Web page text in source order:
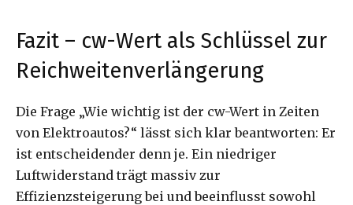
Fazit – cw-Wert als Schlüssel zur
Reichweitenverlängerung
Die Frage „Wie wichtig ist der cw-Wert in Zeiten
von Elektroautos?“ lässt sich klar beantworten: Er
ist entscheidender denn je. Ein niedriger
Luftwiderstand trägt massiv zur
Effizienzsteigerung bei und beeinflusst sowohl